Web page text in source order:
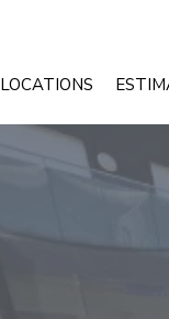
LOCATIONS